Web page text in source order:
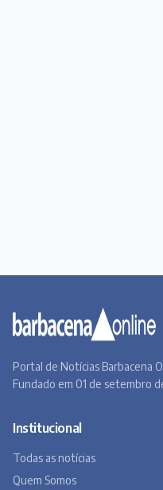
Portal de Notícias Barbacena
Fundado em 01 de setembro
Institucional
Todas as notícias
Quem Somos